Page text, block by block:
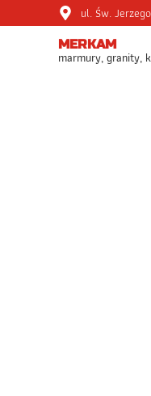
ul. Św.
MERKAM
marmury, granity,